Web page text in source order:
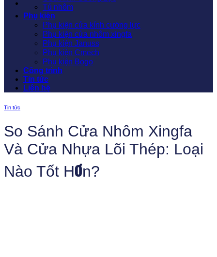
Tủ nhôm
Phụ kiện
Phụ kiện cửa kính cường lực
Phụ kiện cửa nhôm xingfa
Phụ kiện Januss
Phụ kiện Cmech
Phụ kiện Bogo
Công trình
Tin tức
Liên hệ
Tin tức
So Sánh Cửa Nhôm Xingfa
Và Cửa Nhựa Lõi Thép: Loại
Nào Tốt Hơn?